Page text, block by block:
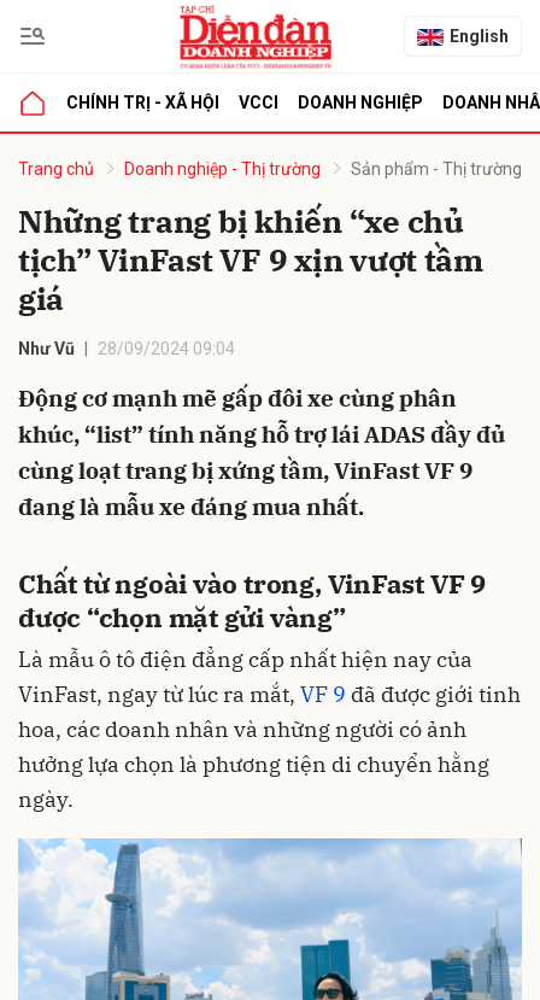
English
CHÍNH TRỊ - XÃ HỘI VCCI DOANH NGHIỆP DOANH
Trang chủ Doanh nghiệp - Thị trường Sản phẩm - Thị trường
Những trang bị khiến “xe chủ
tịch” VinFast VF 9 xịn vượt tầm
giá
Như Vũ 28/09/2024 09:04
Động cơ mạnh mẽ gấp đôi xe cùng phân
khúc, “list” tính năng hỗ trợ lái ADAS đầy đủ
cùng loạt trang bị xứng tầm, VinFast VF 9
đang là mẫu xe đáng mua nhất.
Chất từ ngoài vào trong, VinFast VF 9
được “chọn mặt gửi vàng”
Là mẫu ô tô điện đẳng cấp nhất hiện nay của
VinFast, ngay từ lúc ra mắt, VF 9 đã được giới tinh
hoa, các doanh nhân và những người có ảnh
hưởng lựa chọn là phương tiện di chuyển hằng
ngày.
luận
Hủy